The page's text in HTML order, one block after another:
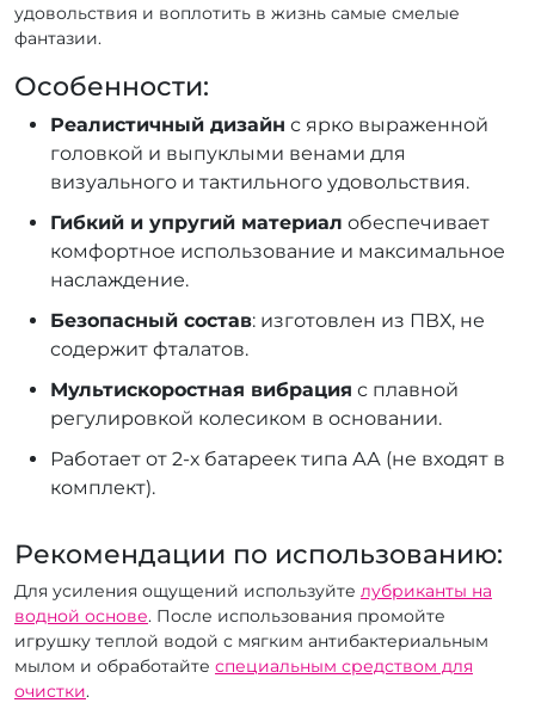
удовольствия и воплотить в жизнь самые смелые
фантазии.
Особенности:
Реалистичный дизайн с ярко выраженной
головкой и выпуклыми венами для
визуального и тактильного удовольствия.
Гибкий и упругий материал обеспечивает
комфортное использование и максимальное
наслаждение.
Безопасный состав: изготовлен из ПВХ, не
содержит фталатов.
Мультискоростная вибрация с плавной
регулировкой колесиком в основании.
Работает от 2-х батареек типа АА (не входят в
комплект).
Рекомендации по использованию:
Для усиления ощущений используйте лубриканты на
водной основе. После использования промойте
игрушку теплой водой с мягким антибактериальным
мылом и обработайте специальным средством для
очистки.